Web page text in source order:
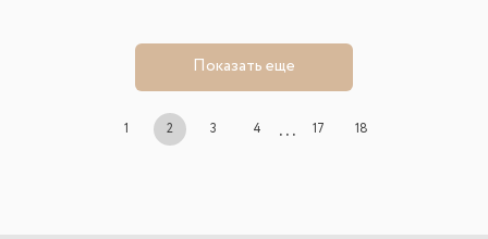
Показать еще
1 2 3 4 ... 17 18